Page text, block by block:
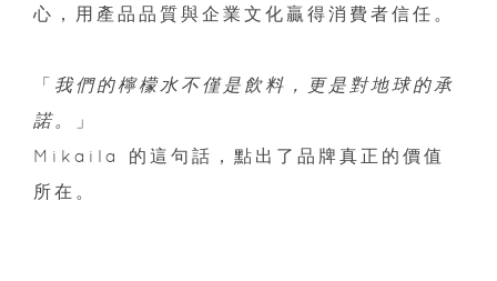
心，用產品品質與企業文化贏得消費者信任。
「 我們的檸檬水不僅是飲料，更是對地球的承
諾。
」
Mikaila 的這句話，點出了品牌真正的價值
所在。